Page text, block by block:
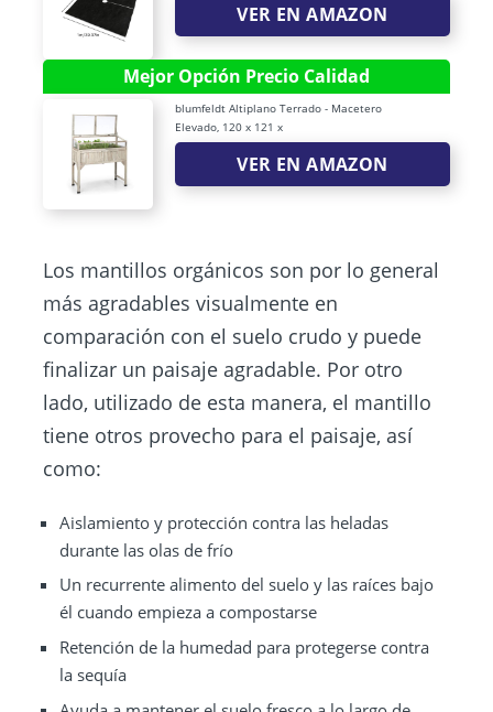
VER EN AMAZON
Mejor Opción Precio Calidad
blumfeldt Altiplano Terrado - Macetero
Elevado, 120 x 121 x
VER EN AMAZON
Los mantillos orgánicos son por lo general
más agradables visualmente en
comparación con el suelo crudo y puede
finalizar un paisaje agradable. Por otro
lado, utilizado de esta manera, el mantillo
tiene otros provecho para el paisaje, así
como:
Aislamiento y protección contra las heladas
durante las olas de frío
Un recurrente alimento del suelo y las raíces bajo
él cuando empieza a compostarse
Retención de la humedad para protegerse contra
la sequía